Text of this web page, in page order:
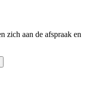
zich aan de afspraak en